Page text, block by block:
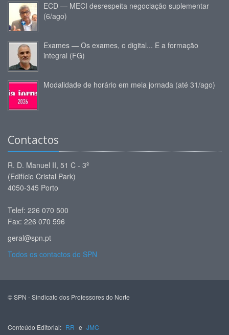
ECD — MECI desrespeita negociação suplementar
(6/ago)
Exames — Os exames, o digital... E a formação
integral (FG)
Modalidade de horário em meia jornada (até 31/ago)
Contactos
R. D. Manuel II, 51 C - 3º
(Edifício Cristal Park)
4050-345 Porto
Telef: 226 070 500
Fax: 226 070 596
geral@spn.pt
Todos os contactos do SPN
© SPN - Sindicato dos Professores do Norte
Conteúdo Editorial: RR e JMC